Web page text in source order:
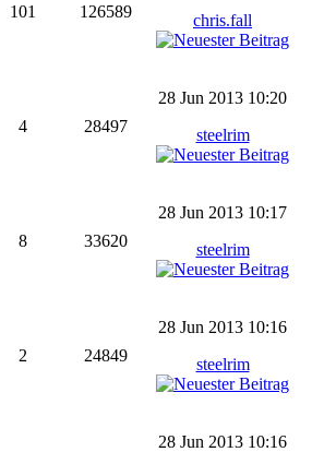
101 126589
chris.fall
4 28497
28 Jun 2013 10:20
steelrim
8 33620
28 Jun 2013 10:17
steelrim
2 24849
28 Jun 2013 10:16
steelrim
28 Jun 2013 10:16